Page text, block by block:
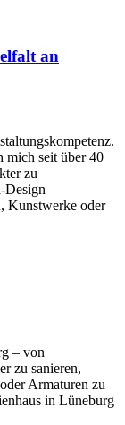
an
mich seit über 40
zu
Design –
Kunstwerke oder
– von
zu sanieren,
Armaturen zu
in Lüneburg